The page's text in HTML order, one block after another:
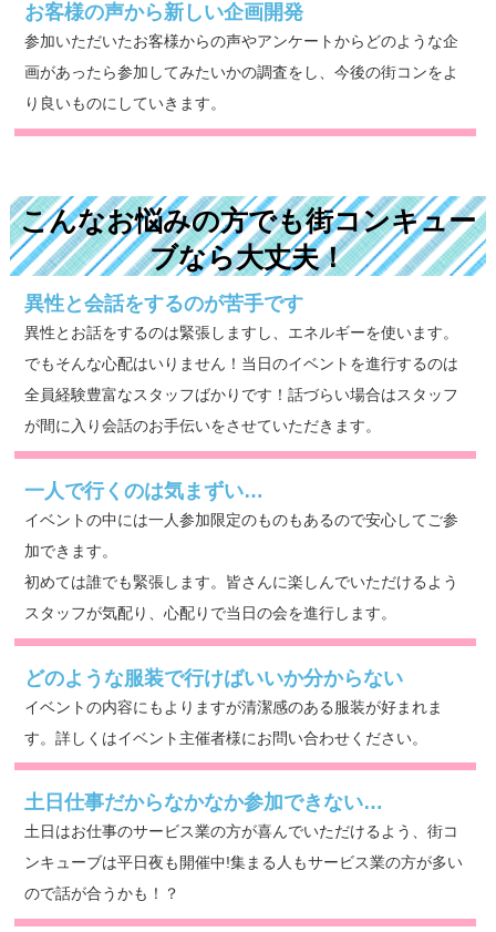
お客様の声から新しい企画開発
参加いただいたお客様からの声やアンケートからどのような企
画があったら参加してみたいかの調査をし、今後の街コンをよ
り良いものにしていきます。
こんなお悩みの方でも街コンキュー
ブなら大丈夫！
異性と会話をするのが苦手です
異性とお話をするのは緊張しますし、エネルギーを使います。
でもそんな心配はいりません！当日のイベントを進行するのは
全員経験豊富なスタッフばかりです！話づらい場合はスタッフ
が間に入り会話のお手伝いをさせていただきます。
一人で行くのは気まずい…
イベントの中には一人参加限定のものもあるので安心してご参
加できます。
初めては誰でも緊張します。皆さんに楽しんでいただけるよう
スタッフが気配り、心配りで当日の会を進行します。
どのような服装で行けばいいか分からない
イベントの内容にもよりますが清潔感のある服装が好まれま
す。詳しくはイベント主催者様にお問い合わせください。
土日仕事だからなかなか参加できない…
土日はお仕事のサービス業の方が喜んでいただけるよう、街コ
ンキューブは平日夜も開催中!集まる人もサービス業の方が多い
ので話が合うかも！？